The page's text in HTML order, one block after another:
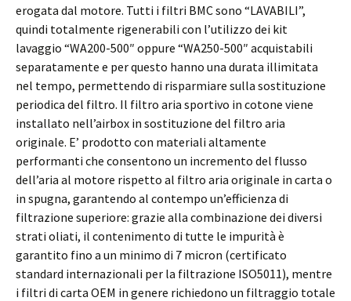
erogata dal motore. Tutti i filtri BMC sono “LAVABILI”,
quindi totalmente rigenerabili con l’utilizzo dei kit
lavaggio “WA200-500″ oppure “WA250-500″ acquistabili
separatamente e per questo hanno una durata illimitata
nel tempo, permettendo di risparmiare sulla sostituzione
periodica del filtro. Il filtro aria sportivo in cotone viene
installato nell’airbox in sostituzione del filtro aria
originale. E’ prodotto con materiali altamente
performanti che consentono un incremento del flusso
dell’aria al motore rispetto al filtro aria originale in carta o
in spugna, garantendo al contempo un’efficienza di
filtrazione superiore: grazie alla combinazione dei diversi
strati oliati, il contenimento di tutte le impurità è
garantito fino a un minimo di 7 micron (certificato
standard internazionali per la filtrazione ISO5011), mentre
i filtri di carta OEM in genere richiedono un filtraggio totale